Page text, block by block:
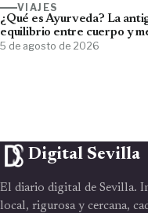
VIAJES
¿Qué es Ayurveda? La
equilibrio entre cuerpo y
5 de agosto de 2026
Digital Sevilla
El diario digital de Sevilla.
local, rigurosa y cercana,